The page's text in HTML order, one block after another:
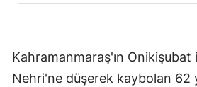
Kahramanmaraş'ın Onikişubat
Nehri'ne düşerek kaybolan 62